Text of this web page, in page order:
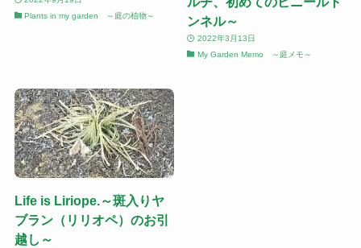
Plants in my garden ～庭の植物～
ンネル～
2022年3月13日
My Garden Memo ～庭メモ～
Life is Liriope.～斑入りヤ
ブラン（リリオペ）のお引
越し～